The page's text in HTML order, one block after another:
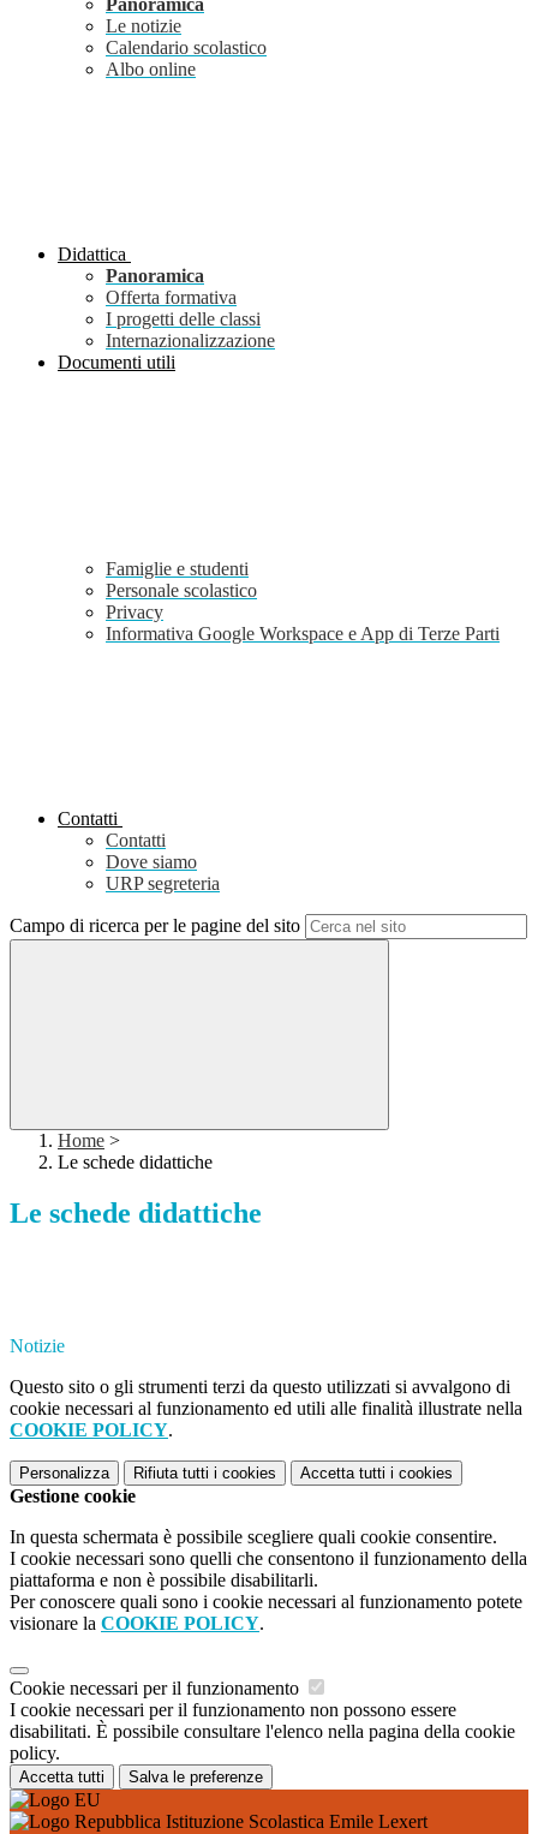
Panoramica
Le notizie
Calendario scolastico
Albo online
Didattica
Panoramica
Offerta formativa
I progetti delle classi
Internazionalizzazione
Documenti utili
Famiglie e studenti
Personale scolastico
Privacy
Informativa Google Workspace e App di Terze Parti
Contatti
Contatti
Dove siamo
URP segreteria
Campo di ricerca per le pagine del sito
Home >
Le schede didattiche
Le schede didattiche
Notizie
Questo sito o gli strumenti terzi da questo utilizzati si avvalgono di
cookie necessari al funzionamento ed utili alle finalità illustrate nella
COOKIE POLICY.
Personalizza Rifiuta tutti i cookies Accetta tutti i cookies
Gestione cookie
In questa schermata è possibile scegliere quali cookie consentire.
I cookie necessari sono quelli che consentono il funzionamento della
piattaforma e non è possibile disabilitarli.
Per conoscere quali sono i cookie necessari al funzionamento potete
visionare la COOKIE POLICY.
Cookie necessari per il funzionamento
I cookie necessari per il funzionamento non possono essere
disabilitati. È possibile consultare l'elenco nella pagina della cookie
policy.
Accetta tutti Salva le preferenze
Istituzione Scolastica Emile Lexert